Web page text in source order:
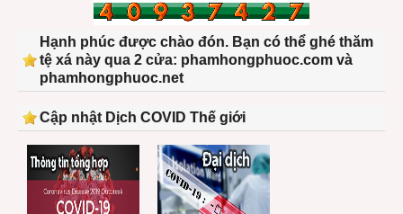
Hạnh phúc được chào đón. Bạn có thể ghé thăm
tệ xá này qua 2 cửa: phamhongphuoc.com và
phamhongphuoc.net
Cập nhật Dịch COVID Thế giới